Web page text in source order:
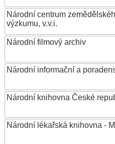
Národní centrum
výzkumu, v.v.i.
Národní filmový archiv
Národní informační a
Národní knihovna České
Národní lékařská knihovna -